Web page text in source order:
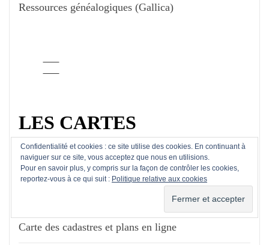
Ressources généalogiques (Gallica)
LES CARTES
Carte (Géoportail)
Carte des cadastres et plans en ligne
Confidentialité et cookies : ce site utilise des cookies. En continuant à
naviguer sur ce site, vous acceptez que nous en utilisions.
Pour en savoir plus, y compris sur la façon de contrôler les cookies,
reportez-vous à ce qui suit : Politique relative aux cookies